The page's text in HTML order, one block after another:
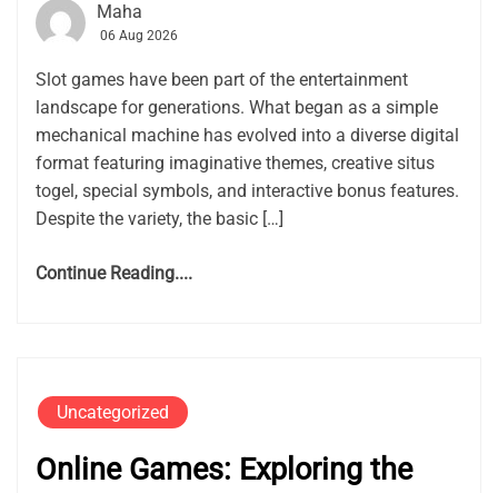
Maha
06 Aug 2026
Slot games have been part of the entertainment
landscape for generations. What began as a simple
mechanical machine has evolved into a diverse digital
format featuring imaginative themes, creative situs
togel, special symbols, and interactive bonus features.
Despite the variety, the basic […]
Continue Reading....
Uncategorized
Online Games: Exploring the